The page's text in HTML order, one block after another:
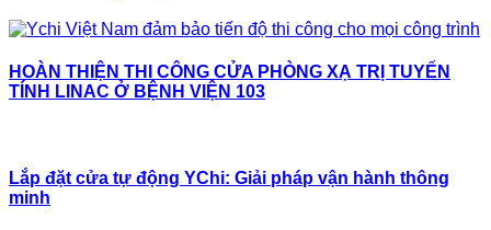
HOÀN THIỆN THI CÔNG CỬA PHÒNG XẠ TRỊ TUYẾN
TÍNH LINAC Ở BỆNH VIỆN 103
Lắp đặt cửa tự động YChi: Giải pháp vận hành thông
minh